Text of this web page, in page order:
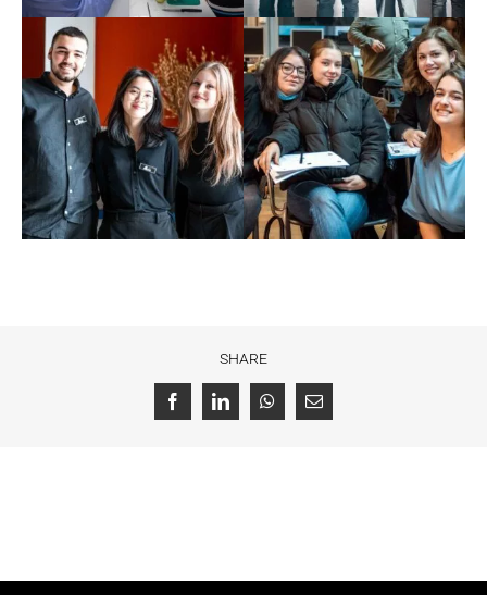
SHARE
FacebookLinkedInWhatsApp
Email